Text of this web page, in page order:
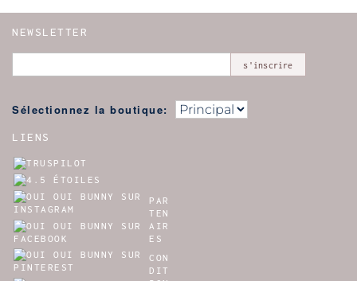
NEWSLETTER
s'inscrire
Sélectionnez la boutique:
LIENS
PAR
TEN
AIR
ES
CON
DIT